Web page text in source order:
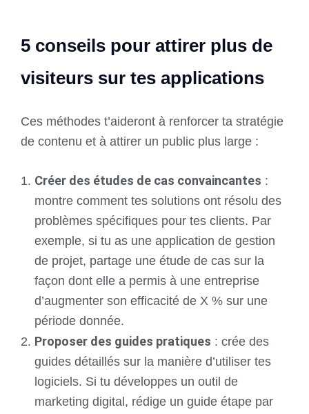
5 conseils pour attirer plus de
visiteurs sur tes applications
Ces méthodes t’aideront à renforcer ta stratégie
de contenu et à attirer un public plus large :
Créer des études de cas convaincantes :
montre comment tes solutions ont résolu des
problèmes spécifiques pour tes clients. Par
exemple, si tu as une application de gestion
de projet, partage une étude de cas sur la
façon dont elle a permis à une entreprise
d’augmenter son efficacité de X % sur une
période donnée.
Proposer des guides pratiques : crée des
guides détaillés sur la manière d’utiliser tes
logiciels. Si tu développes un outil de
marketing digital, rédige un guide étape par